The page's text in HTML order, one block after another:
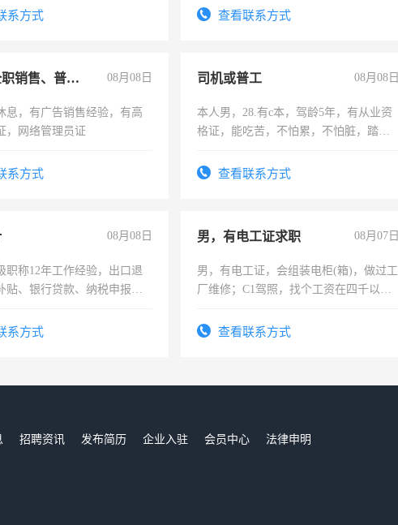
十，每天挣零花钱没问题！
系方式
结识有识之士，共享未来。
查看联系方式
兼职或全职销售、普工、维修 08月08日
息，有广告销售经验，有高
，网络管理员证
系方式
司机或普工 08月08日
本人男，28.有c本，驾龄5年，有从业资
格证，能吃苦，不怕累，不怕脏，踏
查看联系方式
08月08日
职称12年工作经验，出口退
贴、银行贷款、纳税申报、
询等业务。欲求兼职会计工
系方式
男，有电工证求职 08月07日
男，有电工证，会组装电柜(箱)，做过工
厂维修；C1驾照，找个工资在四千以
电话查看联系方式
招聘资讯 发布简历 企业入驻 会员中心
法律申明